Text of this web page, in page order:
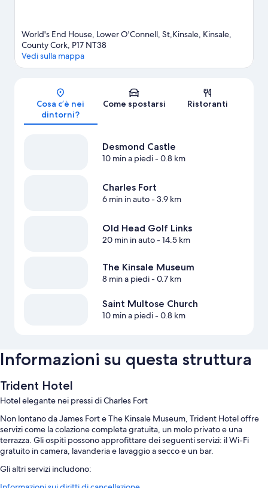
World's End House, Lower O'Connell, St,Kinsale, Kinsale,
County Cork, P17 NT38
Vedi sulla mappa
Cosa c’è nei
dintorni?
Come spostarsi Ristoranti
Desmond Castle
10 min a piedi- 0.8 km
Charles Fort
6 min in auto- 3.9 km
Old Head Golf Links
20 min in auto- 14.5 km
The Kinsale Museum
8 min a piedi- 0.7 km
Saint Multose Church
10 min a piedi- 0.8 km
Informazioni su questa struttura
Trident Hotel
Hotel elegante nei pressi di Charles Fort
Non lontano da James Fort e The Kinsale Museum, Trident Hotel offre
servizi come la colazione completa gratuita, un molo privato e una
terrazza. Gli ospiti possono approfittare dei seguenti servizi: il Wi-Fi
gratuito in camera, lavanderia e lavaggio a secco e un bar.
Gli altri servizi includono: